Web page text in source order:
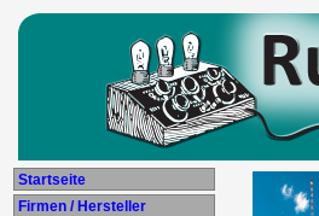
Startseite
Firmen / Hersteller